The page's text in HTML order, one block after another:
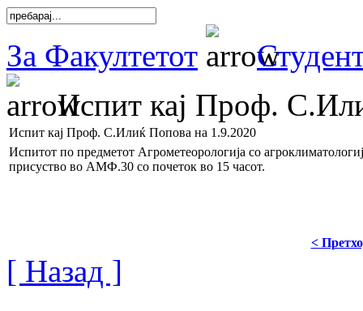
За Факултетот
Испит кај Проф.
Испит кај Проф. С.Илиќ Попова на 1.9.2020
Испитот по предметот Агрометеорологија со
присуство во АМФ.30 со почеток во 15 часот.
<
[ Назад ]